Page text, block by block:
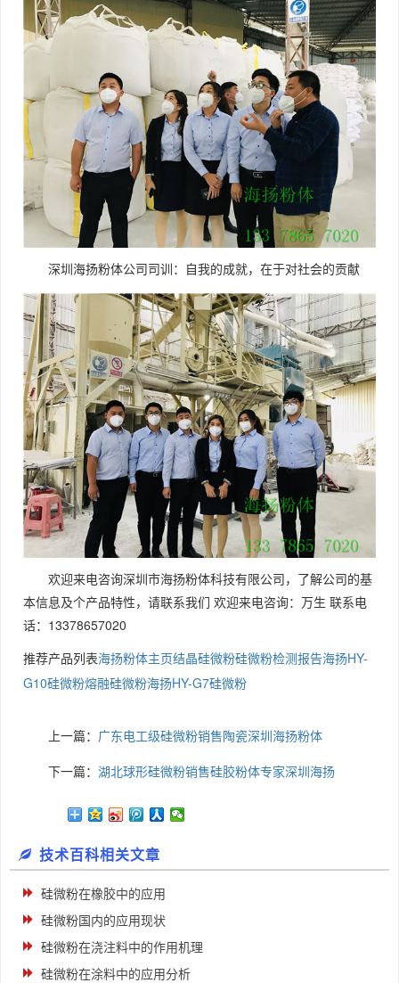
深圳海扬粉体公司司训：自我的成就，在于对社会的贡献
欢迎来电咨询深圳市海扬粉体科技有限公司，了解公司的基
本信息及个产品特性，请联系我们 欢迎来电咨询：万生 联系电
话：13378657020
推荐产品列表海扬粉体主页结晶硅微粉硅微粉检测报告海扬HY-
G10硅微粉熔融硅微粉海扬HY-G7硅微粉
上一篇： 广东电工级硅微粉销售陶瓷深圳海扬粉体
下一篇： 湖北球形硅微粉销售硅胶粉体专家深圳海扬
技术百科相关文章
硅微粉在橡胶中的应用
硅微粉国内的应用现状
硅微粉在浇注料中的作用机理
硅微粉在涂料中的应用分析